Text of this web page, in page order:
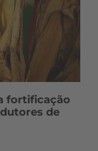
fortificação
de